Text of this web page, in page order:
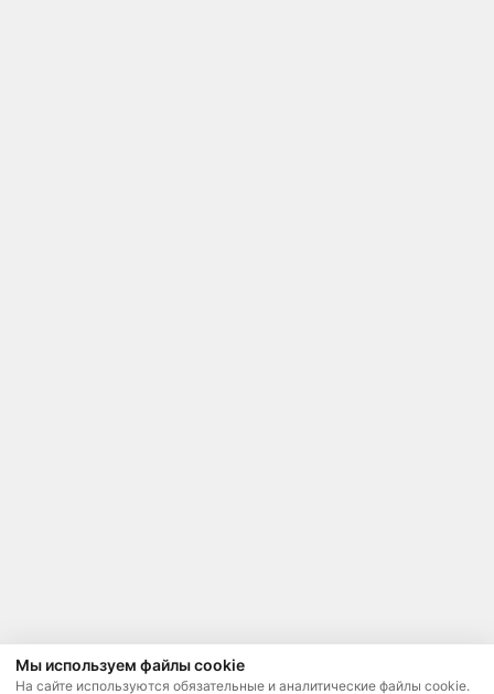
Мы используем файлы cookie
На сайте используются обязательные и аналитические файлы cookie.